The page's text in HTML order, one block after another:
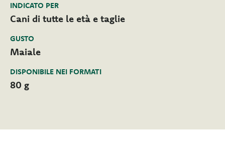
INDICATO PER
Cani di tutte le età e taglie
GUSTO
Maiale
DISPONIBILE NEI FORMATI
80 g